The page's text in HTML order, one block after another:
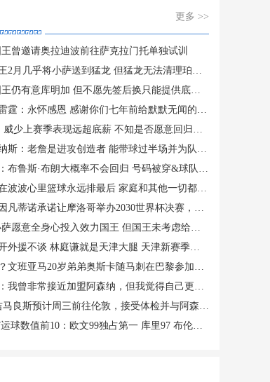
更多 >>
王曾邀请奥拉迪波前往萨克拉门托单独试训
月几乎将小萨送到猛龙 但猛龙无法清理珀尔特尔而告吹
仍有意库明加 但不愿先签后换只能提供底薪 谈判停滞
：永怀感恩 感谢你们七年前给默默无闻的我一次机会
少上赛季表现远超底薪 不知是否愿意回归扮演更小角色
：老詹是进攻创造者 能带球过半场并为队友创造机会
鲁斯·布朗大概率不会回归 号码被穿&球队总薪资过高
波心里篮球永远排最后 家庭和其他一切都在篮球之前
蒂诺承诺让摩洛哥举办2030世界杯决赛，以换取支持
愿意全身心投入效力国王 但国王未考虑给他提供新约
援不谈 林庭谦就是天津大腿 天津新赛季有点难
文班亚马20岁弟弟奥斯卡随马刺在巴黎参加训练
曾非常接近加盟阿森纳，但我觉得自己更适合曼城
良斯预计周三前往伦敦，接受体检并与阿森纳签约
数值前10：欧文99独占第一 库里97 布伦森&SGA96